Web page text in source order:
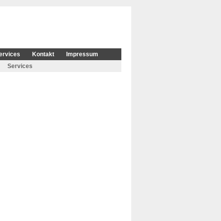
Kontakt
Impressum
Services